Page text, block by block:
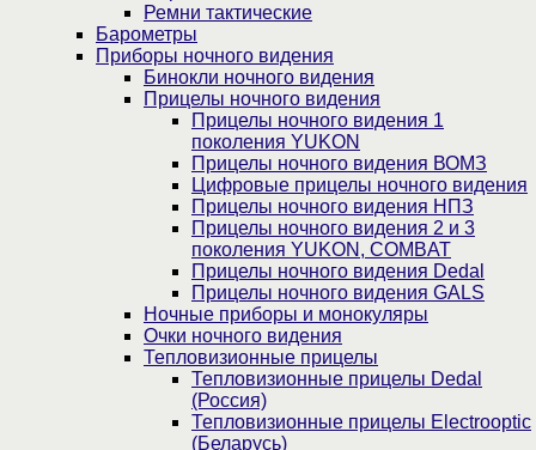
Ремни тактические
Барометры
Приборы ночного видения
Бинокли ночного видения
Прицелы ночного видения
Прицелы ночного видения 1
поколения YUKON
Прицелы ночного видения ВОМЗ
Цифровые прицелы ночного видения
Прицелы ночного видения НПЗ
Прицелы ночного видения 2 и 3
поколения YUKON, COMBAT
Прицелы ночного видения Dedal
Прицелы ночного видения GALS
Ночные приборы и монокуляры
Очки ночного видения
Тепловизионные прицелы
Тепловизионные прицелы Dedal
(Россия)
Тепловизионные прицелы Electrooptic
(Беларусь)